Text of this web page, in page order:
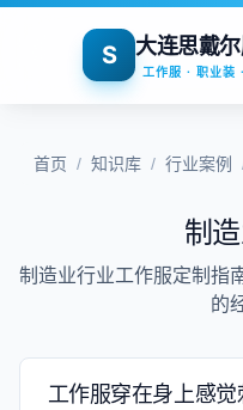
S 大连思戴
工作服 · 职业装
首页 / 知识库 / 行业案例
制
制造业行业工作服定制指
的
工作服穿在身上感